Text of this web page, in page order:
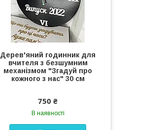
Дерев'яний годинник для
вчителя з безшумним
механізмом "Згадуй про
кожного з нас" 30 см
750 ₴
В наявності